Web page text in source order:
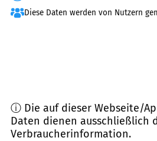
Diese Daten werden von Nutzern
ⓘ Die auf dieser Webseite/
Daten dienen ausschließlich
Verbraucherinformation.